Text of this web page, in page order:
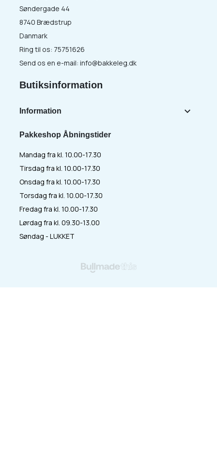
Pakkeshop Åbningstider
Mandag fra kl. 10.00-17.30
Tirsdag fra kl. 10.00-17.30
Onsdag fra kl. 10.00-17.30
Torsdag fra kl. 10.00-17.30
Fredag fra kl. 10.00-17.30
Lørdag fra kl. 09.30-13.00
Søndag - LUKKET
Søndergade 44
8740 Brædstrup
Danmark
Ring til os: 75751626
Send os en e-mail: info@bakkeleg.dk
Butiksinformation
Information 